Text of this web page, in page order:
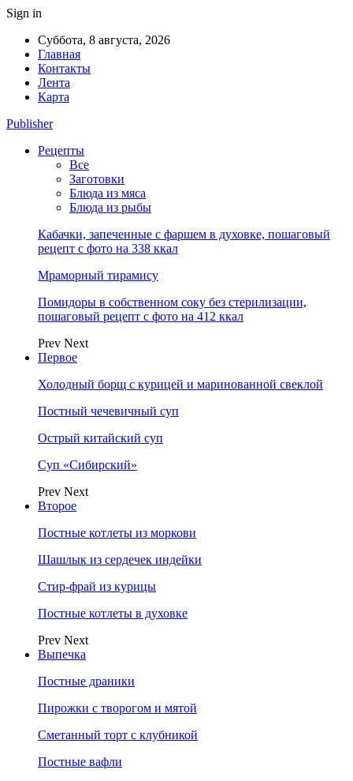
Sign in
Суббота, 8 августа, 2026
Главная
Контакты
Лента
Карта
Publisher
Рецепты
Все
Заготовки
Блюда из мяса
Блюда из рыбы
Кабачки, запеченные с фаршем в духовке, пошаговый
рецепт с фото на 338 ккал
Мраморный тирамису
Помидоры в собственном соку без стерилизации,
пошаговый рецепт с фото на 412 ккал
Prev Next
Первое
Холодный борщ с курицей и маринованной свеклой
Постный чечевичный суп
Острый китайский суп
Суп «Сибирский»
Prev Next
Второе
Постные котлеты из моркови
Шашлык из сердечек индейки
Стир-фрай из курицы
Постные котлеты в духовке
Prev Next
Выпечка
Постные драники
Пирожки с творогом и мятой
Сметанный торт с клубникой
Постные вафли